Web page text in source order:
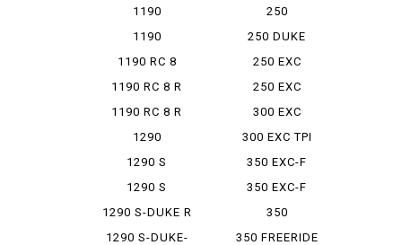
ADVENTURE
1190
ADVENTURE
1190
ADVENTURE R
1190 RC 8
1190 RC 8 R
1190 RC 8 R
LIMITED
1290
ADVENTURE
1290 S
ADVENTURE
1290 S
ADVENTURE R
1290 S-DUKE R
EVO
1290 S-DUKE-
DUKE R...
250
ADVENTURE
250 DUKE
250 EXC
250 EXC
RACING
300 EXC
SIXDAYS
300 EXC TPI
SIXDAYS
350 EXC-F
350 EXC-F
SIXDAYS
350
FREERAIDO
350 FREERIDE